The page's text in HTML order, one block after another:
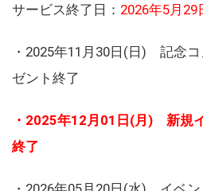
サービス終了日： 2026年5月29
・2025年11月30日(日) 記念
ゼント終了
・2025年12月01日(月) 新規
終了